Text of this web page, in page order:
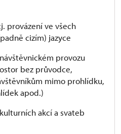
provázení ve všech
cizím) jazyce
provozu
bez průvodce,
mimo prohlídku,
apod.)
akcí a svateb